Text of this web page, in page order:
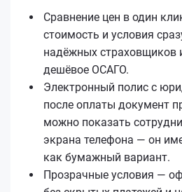
Сравнение цен в один
стоимость и условия
надёжных страховщиков
дешёвое ОСАГО.
Электронный полис с
после оплаты документ
можно показать
экрана телефона — он
как бумажный вариант.
Прозрачные условия —